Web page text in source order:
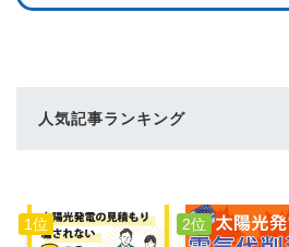
人気記事ランキング
1位 2位